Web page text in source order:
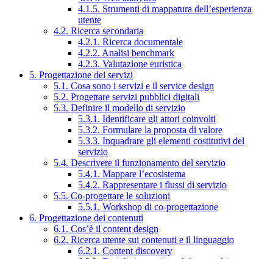
4.1.5. Strumenti di mappatura dell’esperienza
utente
4.2. Ricerca secondaria
4.2.1. Ricerca documentale
4.2.2. Analisi benchmark
4.2.3. Valutazione euristica
5. Progettazione dei servizi
5.1. Cosa sono i servizi e il service design
5.2. Progettare servizi pubblici digitali
5.3. Definire il modello di servizio
5.3.1. Identificare gli attori coinvolti
5.3.2. Formulare la proposta di valore
5.3.3. Inquadrare gli elementi costitutivi del
servizio
5.4. Descrivere il funzionamento del servizio
5.4.1. Mappare l’ecosistema
5.4.2. Rappresentare i flussi di servizio
5.5. Co-progettare le soluzioni
5.5.1. Workshop di co-progettazione
6. Progettazione dei contenuti
6.1. Cos’è il content design
6.2. Ricerca utente sui contenuti e il linguaggio
6.2.1. Content discovery